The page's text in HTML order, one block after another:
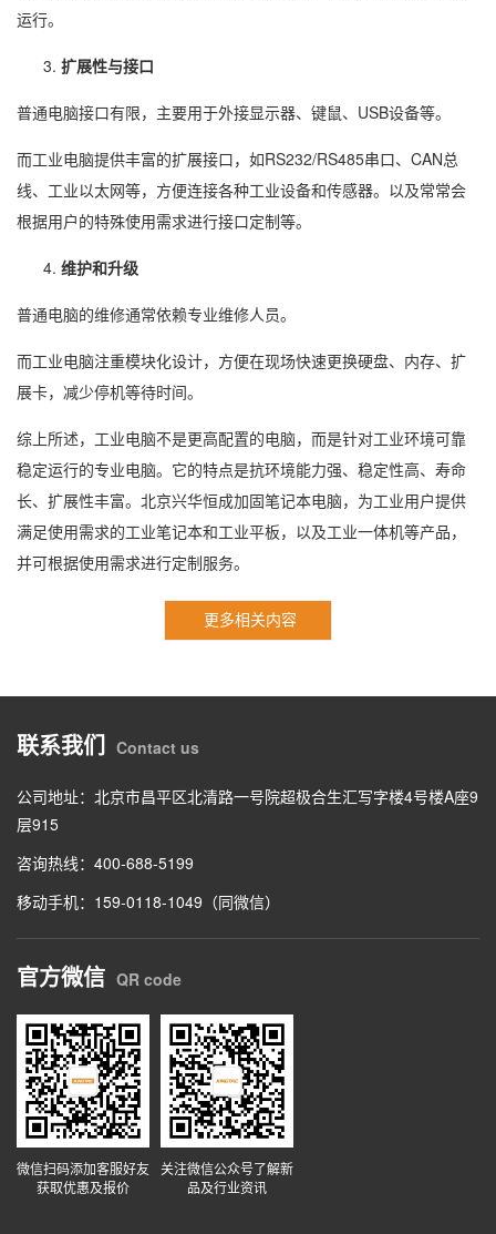
运行。
扩展性与接口
普通电脑接口有限，主要用于外接显示器、键鼠、USB设备等。
而工业电脑提供丰富的扩展接口，如RS232/RS485串口、CAN总
线、工业以太网等，方便连接各种工业设备和传感器。以及常常会
根据用户的特殊使用需求进行接口定制等。
维护和升级
普通电脑的维修通常依赖专业维修人员。
而工业电脑注重模块化设计，方便在现场快速更换硬盘、内存、扩
展卡，减少停机等待时间。
综上所述，工业电脑不是更高配置的电脑，而是针对工业环境可靠
稳定运行的专业电脑。它的特点是抗环境能力强、稳定性高、寿命
长、扩展性丰富。北京兴华恒成加固笔记本电脑，为工业用户提供
满足使用需求的工业笔记本和工业平板，以及工业一体机等产品，
并可根据使用需求进行定制服务。
更多相关内容
联系我们 Contact us
公司地址：北京市昌平区北清路一号院超极合生汇写字楼4号楼A座9
层915
咨询热线：400-688-5199
移动手机：159-0118-1049（同微信）
官方微信 QR code
微信扫码添加客服好友
获取优惠及报价
关注微信公众号了解新
品及行业资讯